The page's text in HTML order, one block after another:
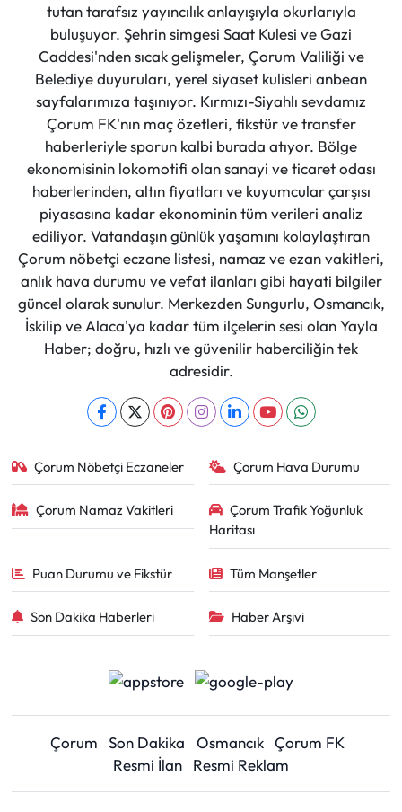
tutan tarafsız yayıncılık anlayışıyla okurlarıyla
buluşuyor. Şehrin simgesi Saat Kulesi ve Gazi
Caddesi'nden sıcak gelişmeler, Çorum Valiliği ve
Belediye duyuruları, yerel siyaset kulisleri anbean
sayfalarımıza taşınıyor. Kırmızı-Siyahlı sevdamız
Çorum FK'nın maç özetleri, fikstür ve transfer
haberleriyle sporun kalbi burada atıyor. Bölge
ekonomisinin lokomotifi olan sanayi ve ticaret odası
haberlerinden, altın fiyatları ve kuyumcular çarşısı
piyasasına kadar ekonominin tüm verileri analiz
ediliyor. Vatandaşın günlük yaşamını kolaylaştıran
Çorum nöbetçi eczane listesi, namaz ve ezan vakitleri,
anlık hava durumu ve vefat ilanları gibi hayati bilgiler
güncel olarak sunulur. Merkezden Sungurlu, Osmancık,
İskilip ve Alaca'ya kadar tüm ilçelerin sesi olan Yayla
Haber; doğru, hızlı ve güvenilir haberciliğin tek
adresidir.
Çorum Nöbetçi Eczaneler Çorum Hava Durumu
Çorum Namaz Vakitleri
Çorum Trafik Yoğunluk
Haritası
Puan Durumu ve Fikstür Tüm Manşetler
Son Dakika Haberleri Haber Arşivi
Çorum Son Dakika Osmancık Çorum FK
Resmi İlan
Resmi Reklam